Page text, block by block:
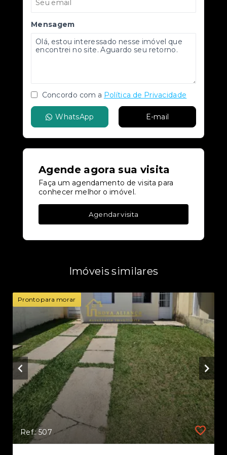
Mensagem
Concordo com a Política de Privacidade
WhatsApp E-mail
Agende agora sua visita
Faça um agendamento de visita para
conhecer melhor o imóvel.
Agendar visita
Imóveis similares
Pronto para morar
Ref.: 507